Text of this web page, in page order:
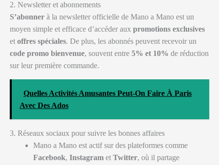
2. Newsletter et abonnements
S’abonner à la newsletter officielle de Mano a Mano est un
moyen simple et efficace d’accéder aux promotions exclusives
et offres spéciales. De plus, les abonnés peuvent recevoir un
code promo bienvenue, souvent entre 5% et 10% de réduction
sur leur première commande.
Quelles Activités Amusantes Peut-On Faire À Paris
Avec Des Ados
3. Réseaux sociaux pour suivre les bonnes affaires
Mano a Mano est actif sur des plateformes comme
Facebook, Instagram et Twitter, où il partage